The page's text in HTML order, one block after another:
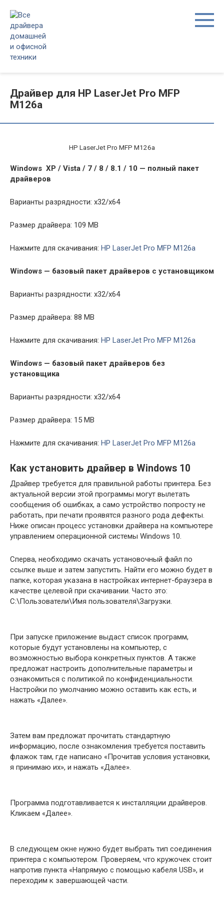
контенту
Драйвер для HP LaserJet Pro MFP
M126a
HP LaserJet Pro MFP M126a
Windows XP / Vista / 7 / 8 / 8.1 / 10 — полный пакет
драйверов
Варианты разрядности: x32/x64
Размер драйвера: 109 MB
Нажмите для скачивания: HP LaserJet Pro MFP M126a
Windows — базовый пакет драйверов с установщиком
Варианты разрядности: x32/x64
Размер драйвера: 88 MB
Нажмите для скачивания: HP LaserJet Pro MFP M126a
Windows — базовый пакет драйверов без
установщика
Варианты разрядности: x32/x64
Размер драйвера: 15 MB
Нажмите для скачивания: HP LaserJet Pro MFP M126a
Как установить драйвер в Windows 10
Драйвер требуется для правильной работы принтера. Без
актуальной версии этой программы могут вылетать
сообщения об ошибках, а само устройство попросту не
работать, при печати проявятся разного рода дефекты.
Ниже описан процесс установки драйвера на компьютере
управлением операционной системы Windows 10.
Сперва, необходимо скачать установочный файл по
ссылке выше и затем запустить. Найти его можно будет в
папке, которая указана в настройках интернет-браузера в
качестве целевой при скачивании. Часто это:
С:\Пользователи\Имя пользователя\Загрузки.
При запуске приложение выдаст список программ,
которые будут установлены на компьютер, с
возможностью выбора конкретных пунктов. А также
предложат настроить дополнительные параметры и
ознакомиться с политикой по конфиденциальности.
Настройки по умолчанию можно оставить как есть, и
нажать «Далее».
Затем вам предложат прочитать стандартную
информацию, после ознакомления требуется поставить
флажок там, где написано «Прочитав условия установки,
я принимаю их», и нажать «Далее».
Программа подготавливается к инсталляции драйверов.
Кликаем «Далее».
В следующем окне нужно будет выбрать тип соединения
принтера с компьютером. Проверяем, что кружочек стоит
напротив пункта «Напрямую с помощью кабеля USB», и
переходим к завершающей части.